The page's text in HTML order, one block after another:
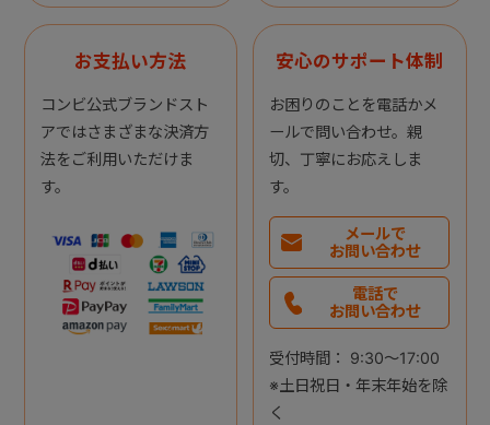
お支払い方法
コンビ公式ブランドスト
アではさまざまな決済方
法をご利用いただけま
す。
安心のサポート体制
お困りのことを電話かメ
ールで問い合わせ。親
切、丁寧にお応えしま
す。
メールで
お問い合わせ
電話で
お問い合わせ
受付時間： 9:30～17:00
※土日祝日・年末年始を除
く